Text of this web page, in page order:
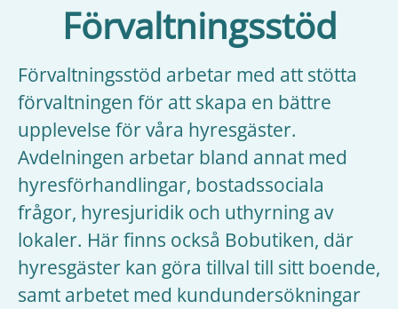
Förvaltningsstöd
Förvaltningsstöd arbetar med att stötta
förvaltningen för att skapa en bättre
upplevelse för våra hyresgäster.
Avdelningen arbetar bland annat med
hyresförhandlingar, bostadssociala
frågor, hyresjuridik och uthyrning av
lokaler. Här finns också Bobutiken, där
hyresgäster kan göra tillval till sitt boende,
samt arbetet med kundundersökningar